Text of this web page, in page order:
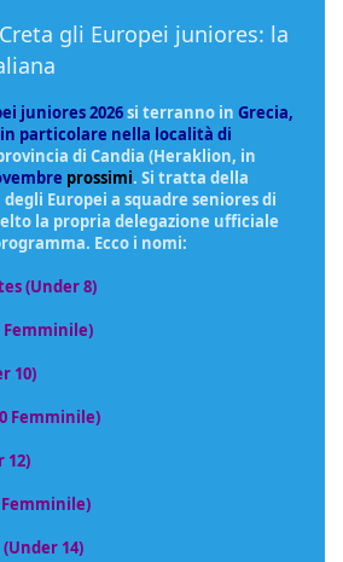
gli Europei juniores: la
juniores 2026si terranno in Grecia,
particolare nella località di
di Candia (Heraklion, in
prossimi. Si tratta della
Europei a squadre seniores di
la propria delegazione ufficiale
Ecco i nomi:
(Under 8)
Femminile)
10)
Femminile)
12)
14)